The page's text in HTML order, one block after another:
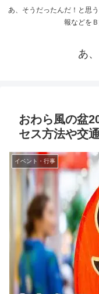
あ、そうだったんだ！と思
報などを
あ
おわら風の盆
セス方法や交
イベント・行事